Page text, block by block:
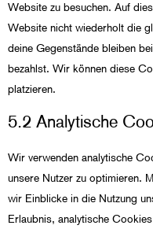
Website zu besuchen. Auf
Website nicht wiederholt die
deine Gegenstände bleiben
bezahlst. Wir können diese
platzieren.
5.2 Analytische
Wir verwenden analytische
unsere Nutzer zu optimieren.
wir Einblicke in die Nutzung
Erlaubnis, analytische